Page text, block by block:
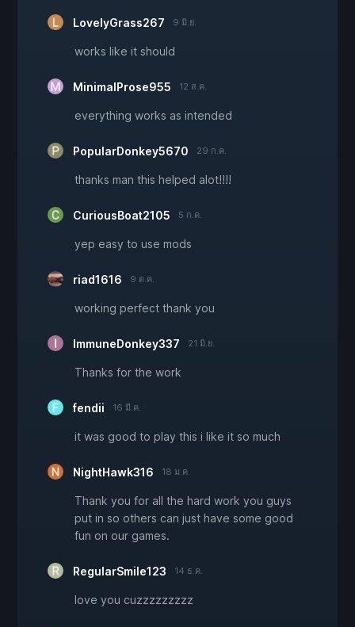
LovelyGrass267 9 มิ.ย.
works like it should
MinimalProse955 12 ส.ค.
everything works as intended
PopularDonkey5670 29 ก.ค.
thanks man this helped alot!!!!
CuriousBoat2105 5 ก.ค.
yep easy to use mods
riad1616 9 ต.ค.
working perfect thank you
ImmuneDonkey337 21 มิ.ย.
Thanks for the work
fendii 16 มี.ค.
it was good to play this i like it so much
NightHawk316 18 ม.ค.
Thank you for all the hard work you guys
put in so others can just have some good
fun on our games.
RegularSmile123 14 ธ.ค.
love you cuzzzzzzzzz